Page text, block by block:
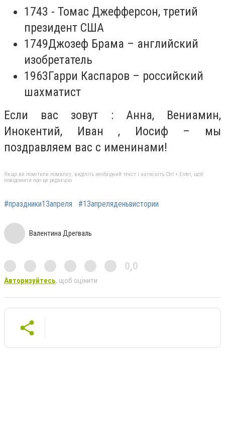
1743 - Томас Джефферсон, третий
президент США
1749Джозеф Брама – английский
изобретатель
1963Гарри Каспаров – российский
шахматист
Если вас зовут : Анна, Вениамин,
Инокентий, Иван , Иосиф – мы
поздравляем вас с именинами!
Якщо ви помітили помилку, виділіть необхідний текст і натисніть Ctrl + Enter, щоб
повідомити про це редакцію
#праздники13апреля #13апреляденьвистории
Валентина Дрегваль
0,0
Авторизуйтесь, щоб оцінити